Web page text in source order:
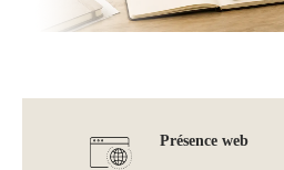
Présence web